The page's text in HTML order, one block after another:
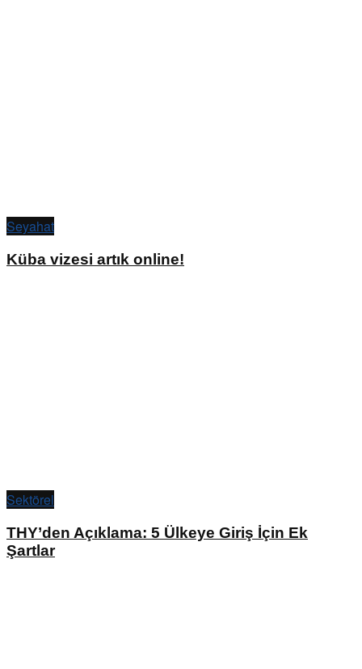
Seyahat
Küba vizesi artık online!
Sektörel
THY’den Açıklama: 5 Ülkeye Giriş İçin Ek
Şartlar